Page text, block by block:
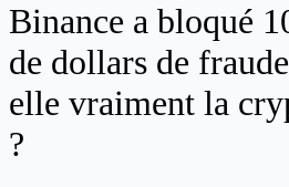
Binance a bloqué
de dollars de
elle vraiment la
?